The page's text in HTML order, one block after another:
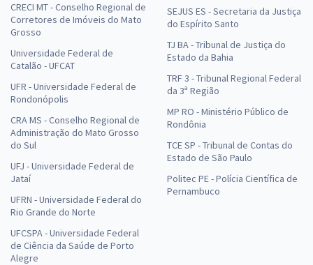
CRECI MT - Conselho Regional de
Corretores de Imóveis do Mato
Grosso
Universidade Federal de
Catalão - UFCAT
UFR - Universidade Federal de
Rondonópolis
CRA MS - Conselho Regional de
Administração do Mato Grosso
do Sul
UFJ - Universidade Federal de
Jataí
UFRN - Universidade Federal do
Rio Grande do Norte
UFCSPA - Universidade Federal
de Ciência da Saúde de Porto
Alegre
SEJUS ES - Secretaria da Justiça
do Espírito Santo
TJ BA - Tribunal de Justiça do
Estado da Bahia
TRF 3 - Tribunal Regional Federal
da 3ª Região
MP RO - Ministério Público de
Rondônia
TCE SP - Tribunal de Contas do
Estado de São Paulo
Politec PE - Polícia Científica de
Pernambuco